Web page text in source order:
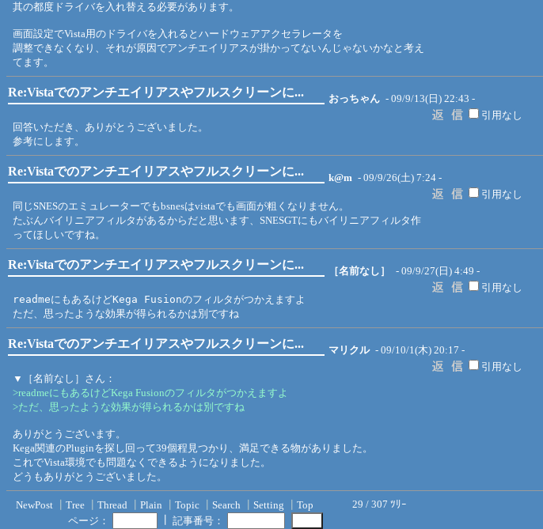
其の都度ドライバを入れ替える必要があります。
画面設定でVista用のドライバを入れるとハードウェアアクセラレータを
調整できなくなり、それが原因でアンチエイリアスが掛かってないんじゃないかなと考え
てます。
Re:Vistaでのアンチエイリアスやフルスクリーンに... おっちゃん - 09/9/13(日) 22:43 -
回答いただき、ありがとうございました。
参考にします。
引用なし
Re:Vistaでのアンチエイリアスやフルスクリーンに... k@m - 09/9/26(土) 7:24 -
同じSNESのエミュレーターでもbsnesはvistaでも画面が粗くなりません。
たぶんバイリニアフィルタがあるからだと思います、SNESGTにもバイリニアフィルタ作
ってほしいですね。
引用なし
Re:Vistaでのアンチエイリアスやフルスクリーンに... ［名前なし］ - 09/9/27(日) 4:49 -
readmeにもあるけどKega Fusionのフィルタがつかえますよ
ただ、思ったような効果が得られるかは別ですね
引用なし
Re:Vistaでのアンチエイリアスやフルスクリーンに... マリクル - 09/10/1(木) 20:17 -
▼［名前なし］さん：
>readmeにもあるけどKega Fusionのフィルタがつかえますよ
>ただ、思ったような効果が得られるかは別ですね
ありがとうございます。
Kega関連のPluginを探し回って39個程見つかり、満足できる物がありました。
これでVista環境でも問題なくできるようになりました。
どうもありがとうございました。
引用なし
NewPost Tree Thread Plain Topic Search Setting Top 29 / 307 ﾂﾘｰ
ページ：
記事番号：